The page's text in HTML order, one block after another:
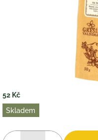
52 Kč
Měrná
cena:
Skladem